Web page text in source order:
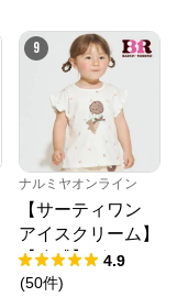
9
ナルミヤオンライン
【サーティワン
アイスクリーム】
【冷感】グラフィ
ック半袖Tシャツ
4.9
(50件)